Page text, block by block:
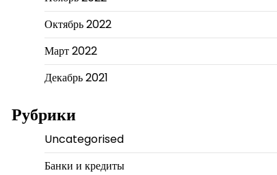
Октябрь 2022
Март 2022
Декабрь 2021
Рубрики
Uncategorised
Банки и кредиты